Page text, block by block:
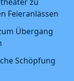
Feieranlässen
Übergang
Schöpfung